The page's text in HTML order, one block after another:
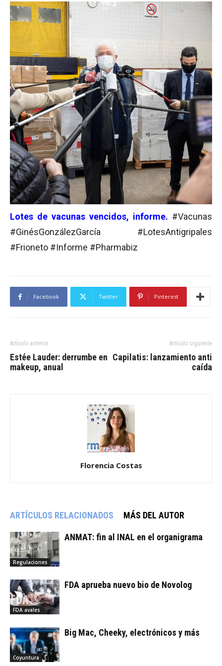
Lotes de vacunas vencidos, informe. #Vacunas
#GinésGonzálezGarcía #LotesAntigripales
#Frioneto #Informe #Pharmabiz
Facebook Twitter Pinterest
Artículo anterior
Estée Lauder: derrumbe en
makeup, anual
Artículo siguiente
Capilatis: lanzamiento anti
caída
Florencia Costas
ARTÍCULOS RELACIONADOS MÁS DEL AUTOR
Regulaciones
ANMAT: fin al INAL en el organigrama
FDA avales
FDA aprueba nuevo bio de Novolog
Coyuntura
Big Mac, Cheeky, electrónicos y más